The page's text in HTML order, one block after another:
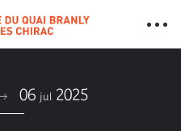
06 jul 2025